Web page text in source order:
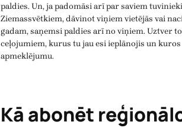
paldies. Un, ja padomāsi arī par saviem
Ziemassvētkiem, dāvinot viņiem vietējās vai
gadam, saņemsi paldies arī no viņiem. Uztver
ceļojumiem, kurus tu jau esi ieplānojis un
apmeklējumu.
Kā abonēt